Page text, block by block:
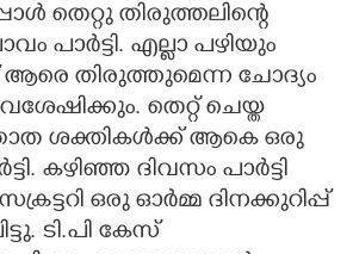
തെറ്റു തിരുത്തലിന്റെ
പാർട്ടി. എല്ലാ പഴിയും
ആരെ തിരുത്തുമെന്ന ചോദ്യം
തെറ്റ് ചെയ്ത
ശക്തികൾക്ക് ആകെ ഒരു
കഴിഞ്ഞ ദിവസം പാർട്ടി
ഒരു ഓർമ്മ ദിനക്കുറിപ്പ്
ടി.പി കേസ്